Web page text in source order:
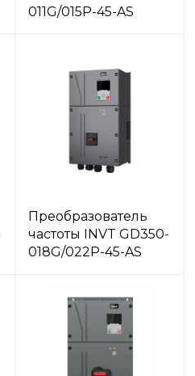
011G/015P-45-AS
Преобразователь
частоты INVT GD350-
018G/022P-45-AS